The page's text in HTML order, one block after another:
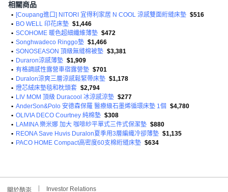
相關商品
• [Coupang進口] NITORI 宜得利家居 N COOL 涼感雙面絎縫床墊 $516
• BO WELL 印花床墊 $1,446
• SCOHOME 暖色超細纖維薄墊 $472
• Songhwadeco Ringgo墊 $1,466
• SONOSEASON 頂級無縫棉被墊 $3,381
• Duraron涼感薄墊 $1,909
• 有格調感性露營車宿露營墊 $701
• Duralon涼爽三層涼感鬆緊帶床墊 $1,178
• 燈芯絨床墊毯和枕頭套 $2,794
• LIV MOM 頂級 Duracool 冰涼感涼墊 $277
• AnderSon&Polo 安德森保羅 醫療級石墨烯循環床墊 1個 $4,780
• OLIVIA DECO Courtney 純棉墊 $308
• LAMINA 樂米娜 加大 咖啡紗平單式三件式保潔墊 $880
• REONA Save Huvis Duralon夏季用3層編織冷卻薄墊 $1,135
• PACO HOME Compact高密度60支棉絎縫床墊 $634
關於酷澎 Investor Relations